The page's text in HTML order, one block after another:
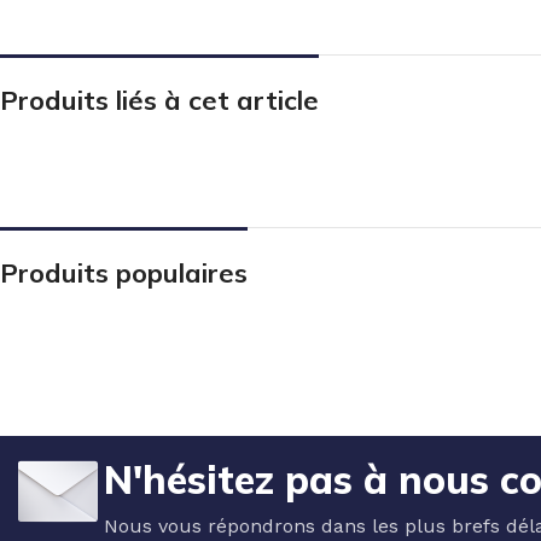
Produits liés à cet article
Produits populaires
N'hésitez pas à nous
Nous vous répondrons dans les plus brefs